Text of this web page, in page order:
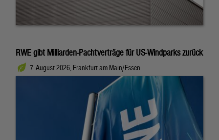
RWE gibt Milliarden-Pachtverträge für US-Windparks zurück
7. August 2026, Frankfurt am Main/Essen